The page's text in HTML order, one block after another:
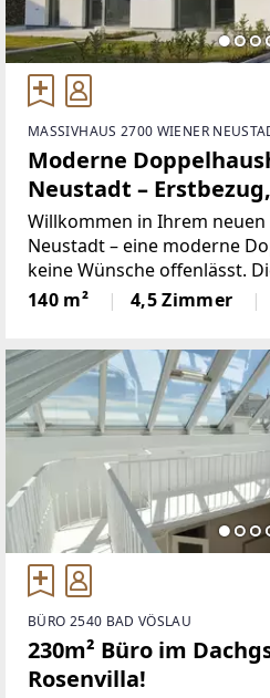
MASSIVHAUS 2700 WIENER
Moderne
Neustadt –
4 Zimmer, Top
Willkommen in Ihrem neuen
Neustadt – eine moderne
keine Wünsche offenlässt.
in Niederösterreich bietet
Wohnfläche ein perfektes
140 m² 4,5 Zimmer
BÜRO 2540 BAD VÖSLAU
230m² Büro im
Rosenvilla!